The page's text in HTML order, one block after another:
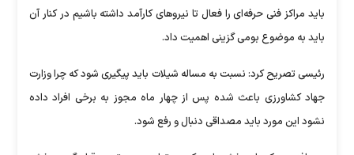
باید مراکز فنی حرفه‌ای را فعال تا نیروهای کارآمد داشته باشیم در کنار آن
باید به موضوع بومی گزینی اهمیت داد.
رئیسی تصریح کرد: نسبت به مساله شیلات باید پیگیری شود که چرا وزارت
جهاد کشاورزی باعث شده پس از چهار ماه مجوز به برخی افراد داده
نشود ‏این مورد باید مصداقی دنبال و رفع شود. ‏